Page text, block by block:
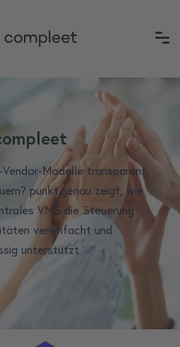
Modelle transparent,
punkt.genau zeigt, wie
VMS die Steuerung
vereinfacht und
unterstützt.